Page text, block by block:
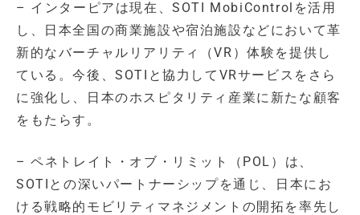
– インターピアは現在、SOTI MobiControlを活用
し、日本全国の商業施設や宿泊施設などにおいて革
新的なバーチャルリアリティ（VR）体験を提供し
ている。今後、SOTIと協力してVRサービスをさら
に強化し、日本のホスピタリティ産業に新たな顧客
をもたらす。
– ペネトレイト・オブ・リミット（POL）は、
SOTIとの深いパートナーシップを通じ、日本にお
ける戦略的モビリティマネジメントの開拓を率先し